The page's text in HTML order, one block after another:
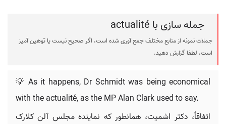
جمله سازی با actualité
جملات نمونه از منابع مختلف جمع آوری شده است، اگر صحیح نیست یا توهین آمیز
است، لطفا گزارش دهید.
💡 As it happens, Dr Schmidt was being economical
with the actualité, as the MP Alan Clark used to say.
اتفاقاً، دکتر اشمیت، همانطور که نماینده مجلس آلن کلارک